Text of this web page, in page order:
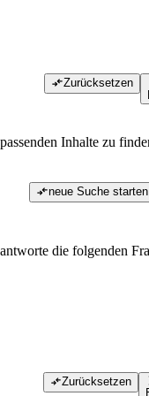
Zurücksetzen
Inhalte zu
neue Suche starten
die folgenden
Zurücksetzen